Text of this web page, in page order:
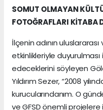
SOMUT OLMAYAN
FOTOĞRAFLARI KİTABA
İlçenin adının
etkinlikleriyle
edeceklerini söyleyen
Yıldırım Sezer, “2008
kurucularındanım. O
ve GFSD önemli projelere